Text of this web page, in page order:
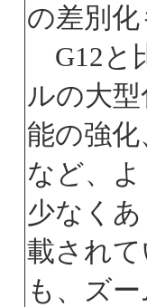
の差別
G12と
ルの大
能の強
など、
少なく
載され
も、ズ